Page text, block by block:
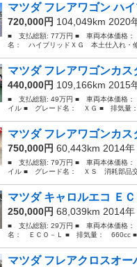
マツダ フレアワゴン ハ
720,000円 104,049km 2020
■ 支払総額: 77万円 ■ 車両本体価格
名： ハイブリッドＸＧ 本土仕入れ・修
マツダ フレアワゴンカス
440,000円 109,166km 2015
■ 支払総額: 49万円 ■ 車両本体価格
イル ■ グレード名： ＸＧ ■ 排気量
マツダ フレアワゴンカ
750,000円 60,443km 2014年
■ 支払総額: 79万円 ■ 車両本体価格
イル ■ グレード名： ＸＳ 消耗部品
マツダ キャロルエコ ＥＣ
250,000円 68,039km 2014年
■ 支払総額: 29万円 ■ 車両本体価格
名： ＥＣＯ－Ｌ ■ 排気量： 660cc
マツダ フレアクロスオ